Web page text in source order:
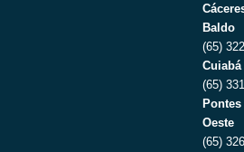
Baldo
(65)
(65)
Oeste
(65)